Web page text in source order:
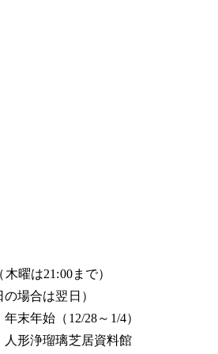
曜は21:00まで）
場合は翌日）
始（12/28～1/4）
形浄瑠璃芝居資料館